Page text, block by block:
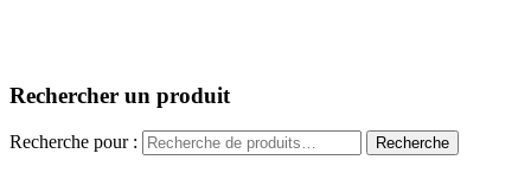
Rechercher un produit
Recherche pour : Recherche